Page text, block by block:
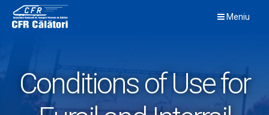
content
Meniu
Conditions of Use for